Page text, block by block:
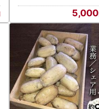
5,000